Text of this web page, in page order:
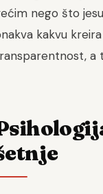
nego što
kakvu kreira
a